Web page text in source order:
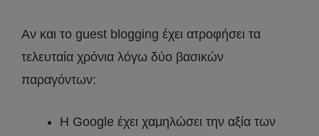
Αν και το guest blogging έχει ατροφήσει τα
τελευταία χρόνια λόγω δύο βασικών
παραγόντων:
Η Google έχει χαμηλώσει την αξία των